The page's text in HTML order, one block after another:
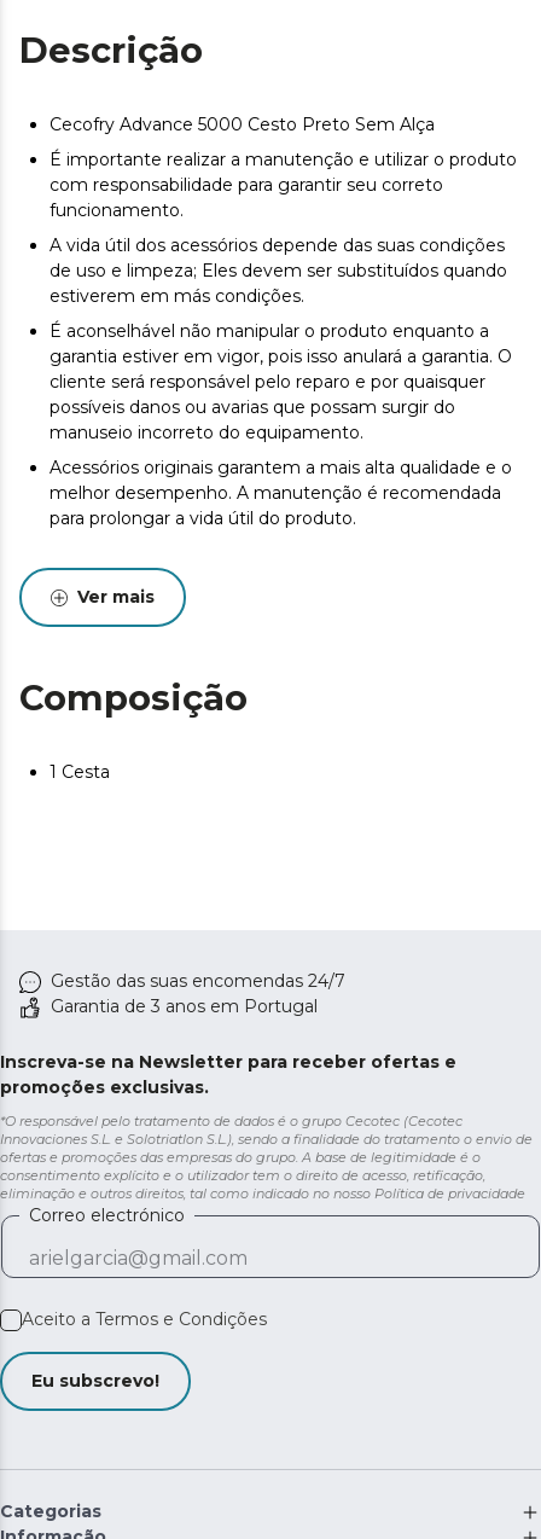
Descrição
Cecofry Advance 5000 Cesto Preto Sem Alça
É importante realizar a manutenção e utilizar o produto
com responsabilidade para garantir seu correto
funcionamento.
A vida útil dos acessórios depende das suas condições
de uso e limpeza; Eles devem ser substituídos quando
estiverem em más condições.
É aconselhável não manipular o produto enquanto a
garantia estiver em vigor, pois isso anulará a garantia. O
cliente será responsável pelo reparo e por quaisquer
possíveis danos ou avarias que possam surgir do
manuseio incorreto do equipamento.
Acessórios originais garantem a mais alta qualidade e o
melhor desempenho. A manutenção é recomendada
para prolongar a vida útil do produto.
Ver mais
Composição
1 Cesta
Gestão das suas encomendas 24/7
Garantia de 3 anos em Portugal
Inscreva-se na Newsletter para receber ofertas e
promoções exclusivas.
*O responsável pelo tratamento de dados é o grupo Cecotec (Cecotec
Innovaciones S.L. e Solotriatlon S.L.), sendo a finalidade do tratamento o envio de
ofertas e promoções das empresas do grupo. A base de legitimidade é o
consentimento explícito e o utilizador tem o direito de acesso, retificação,
eliminação e outros direitos, tal como indicado no nosso Política de privacidade
Correo electrónico
Aceito a Termos e Condições
Eu subscrevo!
Categorias